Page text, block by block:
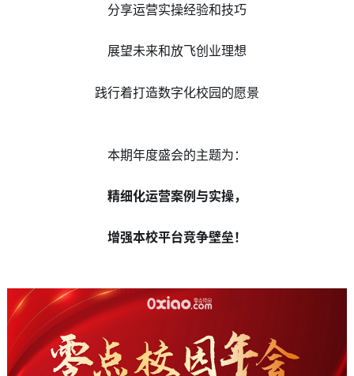
分享运营实操经验和技巧
展望未来和放飞创业理想
践行着打造数字化校园的愿景
本期年度盛会的主题为：
精细化运营案例与实操，
增强本校平台竞争壁垒！